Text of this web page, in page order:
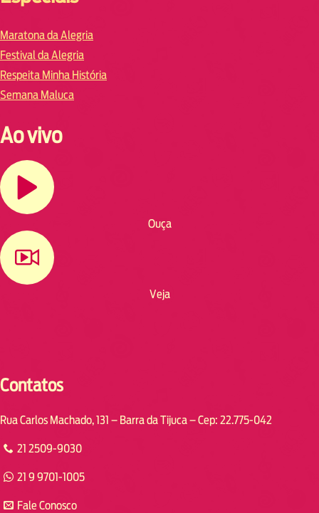
Maratona da Alegria
Festival da Alegria
Respeita Minha História
Semana Maluca
Ao vivo
Ouça
Veja
Contatos
Rua Carlos Machado, 131 – Barra da Tijuca – Cep: 22.775-042
21 2509-9030
21 9 9701-1005
Fale Conosco